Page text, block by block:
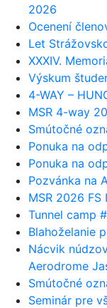
2026
Ocenení
Let
XXXIV.
Výskum
4-WAY –
MSR 4-way
Smútočné
Ponuka na
Ponuka na
Pozvánka na
MSR 2026
Tunnel camp
Blahoželanie
Nácvik
Aerodrome
Smútočné
Seminár pre